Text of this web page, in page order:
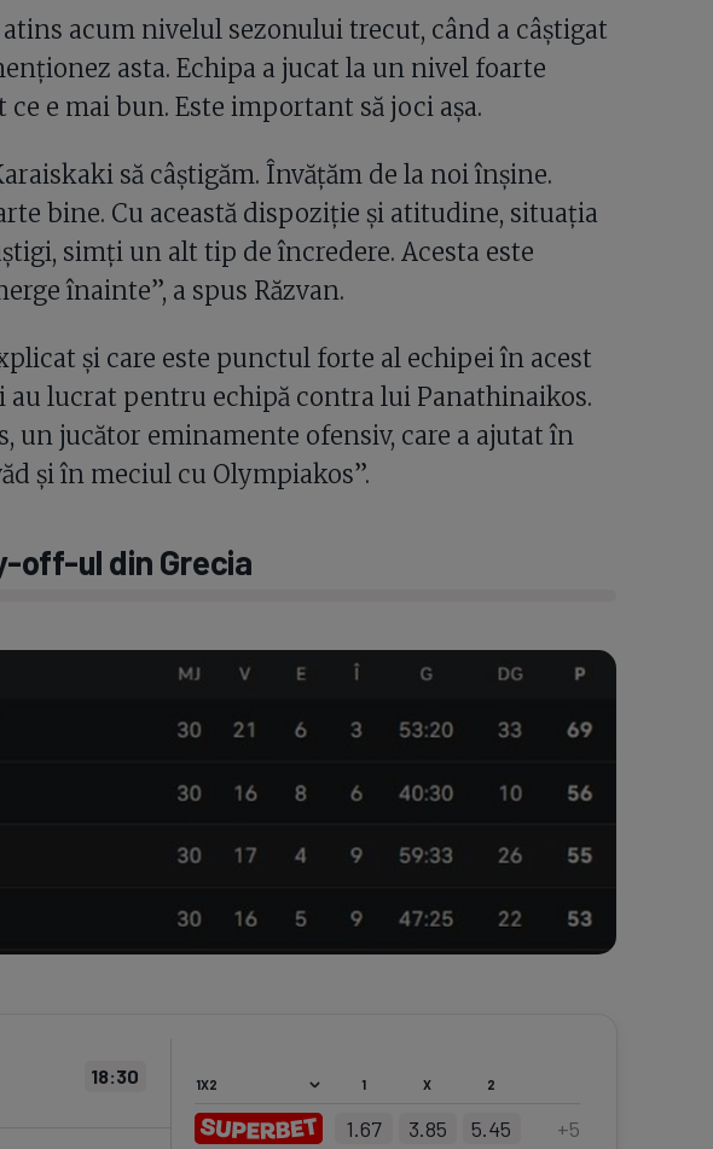
atins acum nivelul sezonului trecut, când a câștigat
asta. Echipa a jucat la un nivel foarte
e mai bun. Este important să joci așa.
să câștigăm. Învățăm de la noi înșine.
bine. Cu această dispoziție și atitudine, situația
simți un alt tip de încredere. Acesta este
înainte”, a spus Răzvan.
și care este punctul forte al echipei în acest
au lucrat pentru echipă contra lui Panathinaikos.
un jucător eminamente ofensiv, care a ajutat în
și în meciul cu Olympiakos”.
off-ul din Grecia
18:30 1 X 2
1.67 3.85 5.45 +5